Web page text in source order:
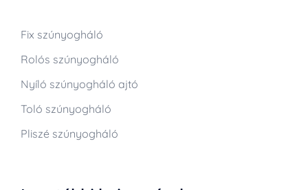
Fix szúnyogháló
Rolós szúnyogháló
Nyíló szúnyogháló ajtó
Toló szúnyogháló
Pliszé szúnyogháló